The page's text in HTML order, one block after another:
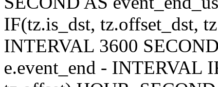
IF(tz.is_dst, tz.offset_dst,
INTERVAL 3600
e.event_end - INTERVAL